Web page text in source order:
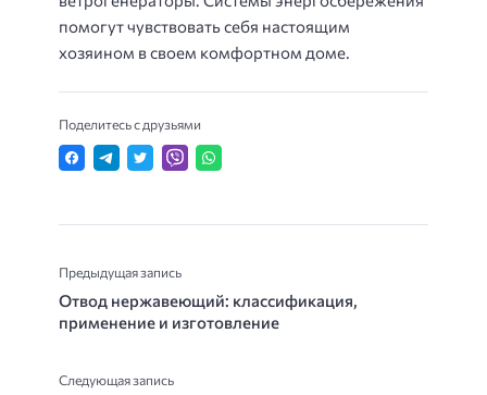
помогут чувствовать себя настоящим
хозяином в своем комфортном доме.
Поделитесь с друзьями
Предыдущая запись
Отвод нержавеющий: классификация,
применение и изготовление
Следующая запись